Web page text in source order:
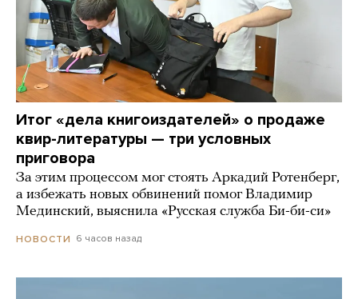
Итог «дела книгоиздателей» о продаже
квир-литературы — три условных
приговора
За этим процессом мог стоять Аркадий Ротенберг,
а избежать новых обвинений помог Владимир
Мединский, выяснила «Русская служба Би-би-си»
НОВОСТИ 6 часов назад